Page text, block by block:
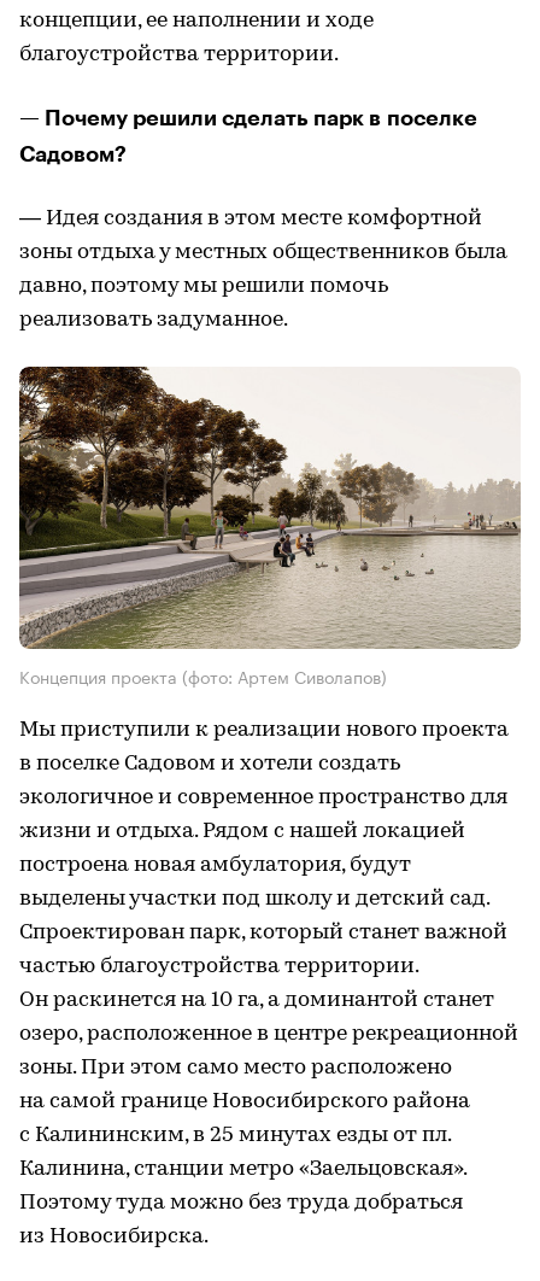
концепции, ее наполнении и ходе
благоустройства территории.
— Почему решили сделать парк в поселке
Садовом?
— Идея создания в этом месте комфортной
зоны отдыха у местных общественников была
давно, поэтому мы решили помочь
реализовать задуманное.
Концепция проекта (фото: Артем Сиволапов)
Мы приступили к реализации нового проекта
в поселке Садовом и хотели создать
экологичное и современное пространство для
жизни и отдыха. Рядом с нашей локацией
построена новая амбулатория, будут
выделены участки под школу и детский сад.
Спроектирован парк, который станет важной
частью благоустройства территории.
Он раскинется на 10 га, а доминантой станет
озеро, расположенное в центре рекреационной
зоны. При этом само место расположено
на самой границе Новосибирского района
с Калининским, в 25 минутах езды от пл.
Калинина, станции метро «Заельцовская».
Поэтому туда можно без труда добраться
из Новосибирска.